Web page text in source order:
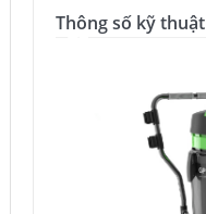
Thông số kỹ thuật